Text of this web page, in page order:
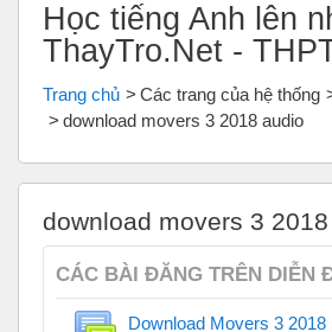
Học tiếng Anh lên
ThayTro.Net -
Trang chủ Các trang của hệ thống
download movers 3 2018 audio
download movers 3
CÁC BÀI ĐĂNG TRÊN DIỄN
Download Movers 3 2018